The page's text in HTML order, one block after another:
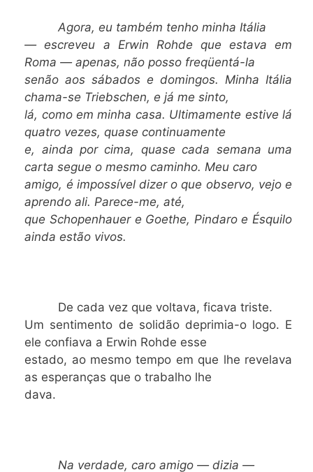
Agora, eu também tenho minha Itália
— escreveu a Erwin Rohde que estava em
Roma — apenas, não posso freqüentá-la
senão aos sábados e domingos. Minha Itália
chama-se Triebschen, e já me sinto,
lá, como em minha casa. Ultimamente estive lá
quatro vezes, quase continuamente
e, ainda por cima, quase cada semana uma
carta segue o mesmo caminho. Meu caro
amigo, é impossível dizer o que observo, vejo e
aprendo ali. Parece-me, até,
que Schopenhauer e Goethe, Pindaro e Ésquilo
ainda estão vivos.
De cada vez que voltava, ficava triste.
Um sentimento de solidão deprimia-o logo. E
ele confiava a Erwin Rohde esse
estado, ao mesmo tempo em que lhe revelava
as esperanças que o trabalho lhe
dava.
Na verdade, caro amigo — dizia —